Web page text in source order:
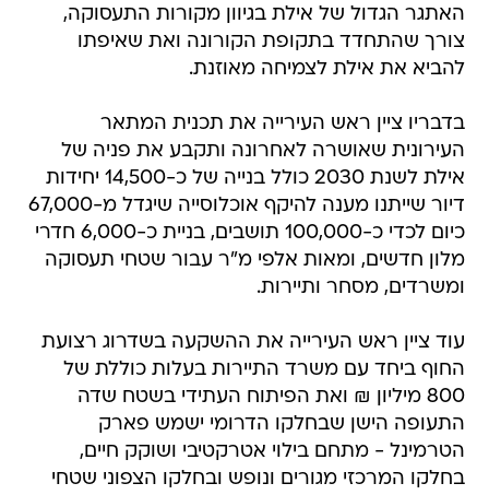
האתגר הגדול של אילת בגיוון מקורות התעסוקה,
צורך שהתחדד בתקופת הקורונה ואת שאיפתו
להביא את אילת לצמיחה מאוזנת.
בדבריו ציין ראש העירייה את תכנית המתאר
העירונית שאושרה לאחרונה ותקבע את פניה של
אילת לשנת 2030 כולל בנייה של כ-14,500 יחידות
דיור שייתנו מענה להיקף אוכלוסייה שיגדל מ-67,000
כיום לכדי כ-100,000 תושבים, בניית כ-6,000 חדרי
מלון חדשים, ומאות אלפי מ"ר עבור שטחי תעסוקה
ומשרדים, מסחר ותיירות.
עוד ציין ראש העירייה את ההשקעה בשדרוג רצועת
החוף ביחד עם משרד התיירות בעלות כוללת של
800 מיליון ₪ ואת הפיתוח העתידי בשטח שדה
התעופה הישן שבחלקו הדרומי ישמש פארק
הטרמינל - מתחם בילוי אטרקטיבי ושוקק חיים,
בחלקו המרכזי מגורים ונופש ובחלקו הצפוני שטחי